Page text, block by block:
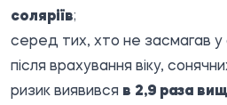
соляріїв;
серед тих, хто не засмагав у
після врахування віку,
ризик виявився в 2,9 раза